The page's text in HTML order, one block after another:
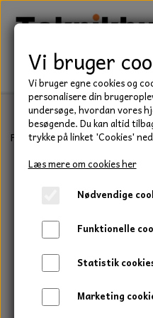
UNIVERSALE
TRAKTOR/
Forside Befæstelse
Vi bruger
Vi bruger egne cookies og
personalisere din
undersøge, hvordan vores
besøgende. Du kan altid
trykke på linket 'Cookies'
Læs mere om cookies her
Nødvendige
Funktionelle
Statistik
Marketing